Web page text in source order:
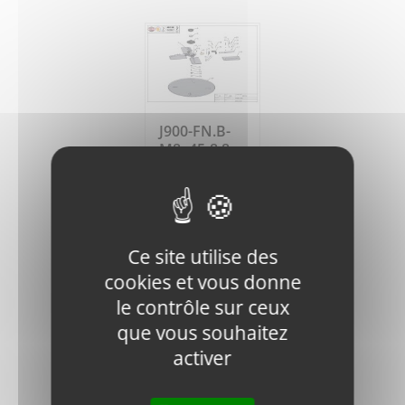
J900-FN.B-
M8x45-8.8-
€
Ajouter
au
panier
Détails
Ce site utilise des
cookies et vous donne
le contrôle sur ceux
que vous souhaitez
activer